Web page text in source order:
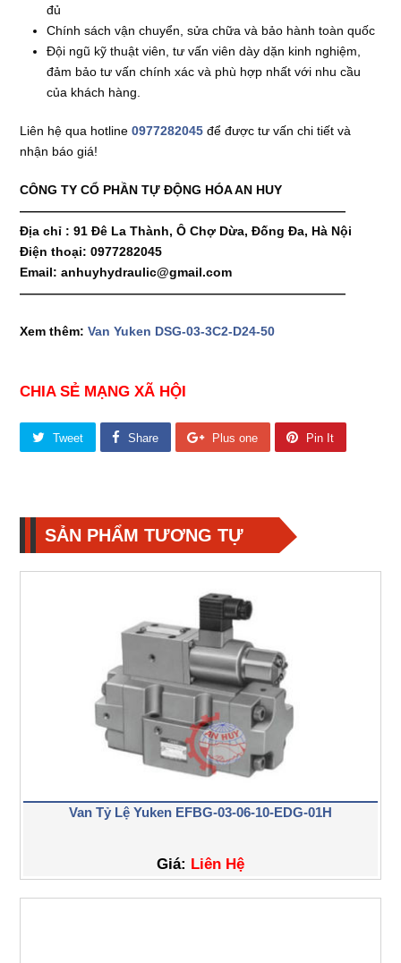
đủ
Chính sách vận chuyển, sửa chữa và bảo hành toàn quốc
Đội ngũ kỹ thuật viên, tư vấn viên dày dặn kinh nghiệm,
đảm bảo tư vấn chính xác và phù hợp nhất với nhu cầu
của khách hàng.
Liên hệ qua hotline0977282045 để được tư vấn chi tiết và
nhận báo giá!
CÔNG TY CỔ PHẦN TỰ ĐỘNG HÓA AN HUY
——————————————————————————
Địa chỉ : 91 Đê La Thành, Ô Chợ Dừa, Đống Đa, Hà Nội
Điện thoại: 0977282045
Email: anhuyhydraulic@gmail.com
——————————————————————————
Xem thêm:Van Yuken DSG-03-3C2-D24-50
CHIA SẺ MẠNG XÃ HỘI
Tweet Share Plus one Pin It
SẢN PHẨM TƯƠNG TỰ
Van Tỷ Lệ Yuken EFBG-03-06-10-EDG-01H
Giá: Liên Hệ